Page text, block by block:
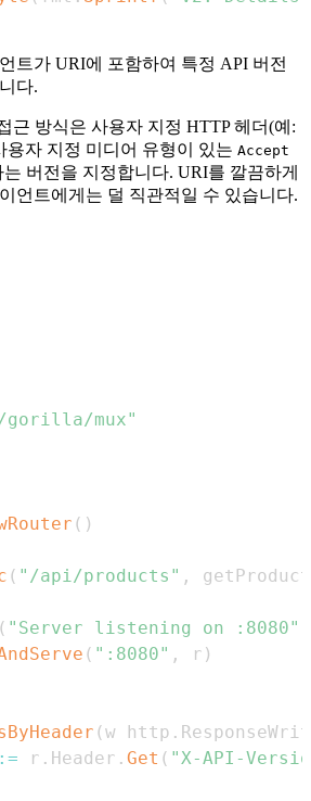
트가 URI에 포함하여 특정 API 버전
다.
근 방식은 사용자 지정 HTTP 헤더(예:
용자 지정 미디어 유형이 있는 Accept
버전을 지정합니다. URI를 깔끔하게
언트에게는 덜 직관적일 수 있습니다.
gorilla/mux"
( )
( "/api/products" ,
( "Server listening on :8080"
( ":8080" , r )
(w http .
:= r . Header . Get ( "X-API-